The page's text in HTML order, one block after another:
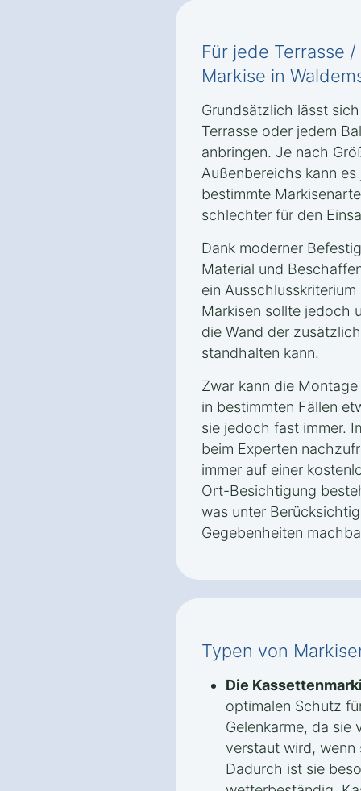
Für jede Terrasse
Markise in
Grundsätzlich lässt
Terrasse oder jedem
anbringen. Je nach
Außenbereichs kann
bestimmte
schlechter für den
Dank moderner
Material und
ein
Markisen sollte jedoch
die Wand der
standhalten kann.
Zwar kann die
in bestimmten Fällen
sie jedoch fast immer.
beim Experten
immer auf einer
Ort-Besichtigung
was unter
Gegebenheiten
Typen von
Die
optimalen Schutz
Gelenkarme, da sie
verstaut wird, wenn
Dadurch ist sie